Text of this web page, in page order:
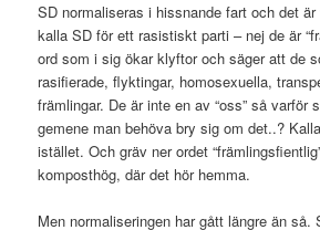
SD normaliseras i hissnande fart och det
kalla SD för ett rasistiskt parti – nej de är
ord som i sig ökar klyftor och säger att de
rasifierade, flyktingar, homosexuella,
främlingar. De är inte en av “oss” så varför
gemene man behöva bry sig om det..?
istället. Och gräv ner ordet
komposthög, där det hör hemma.
Men normaliseringen har gått längre än